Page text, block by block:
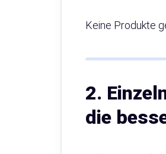
Keine Produkte
2.
die